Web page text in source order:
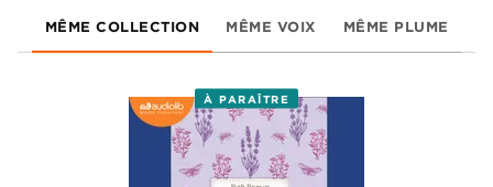
MÊME COLLECTION MÊME VOIX MÊME PLUME
À PARAÎTRE